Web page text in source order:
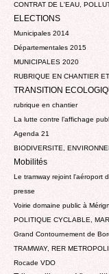
CONTRAT DE L'EAU,
ELECTIONS
Municipales 2014
Départementales 2015
MUNICIPALES 2020
RUBRIQUE EN CHANTIER
TRANSITION
rubrique en chantier
La lutte contre l’affichage
Agenda 21
BIODIVERSITE,
Mobilités
Le tramway rejoint l'aéroport
presse
Voirie domaine public à
POLITIQUE CYCLABLE,
Grand Contournement de
TRAMWAY, RER
Rocade VDO